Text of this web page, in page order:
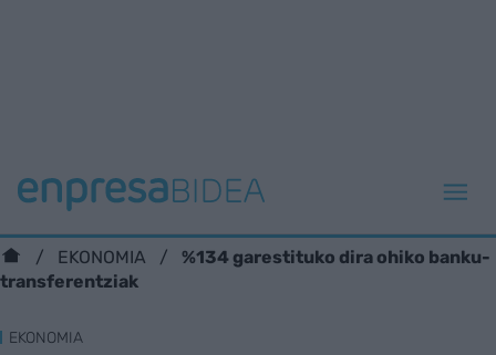
EKONOMIA
%134 garestituko dira ohiko banku-
transferentziak
EKONOMIA